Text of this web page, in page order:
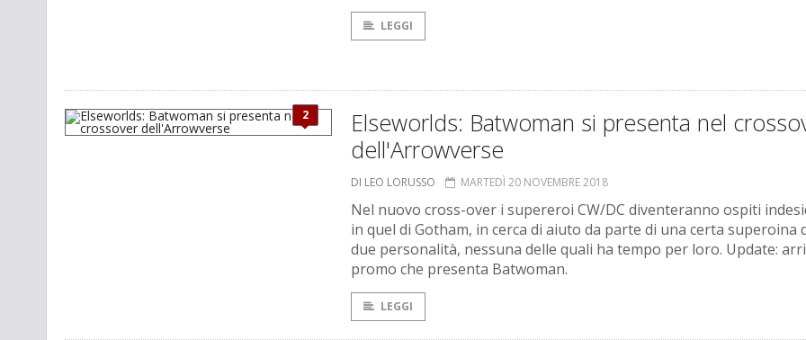
LEGGI
2
Elseworlds: Batwoman si presenta nel
dell'Arrowverse
DI LEO LORUSSO MARTEDÌ 20 NOVEMBRE 2018
Nel nuovo cross-over i supereroi CW/DC diventeranno ospiti
in quel di Gotham, in cerca di aiuto da parte di una certa superoina
due personalità, nessuna delle quali ha tempo per loro. Update:
promo che presenta Batwoman.
LEGGI